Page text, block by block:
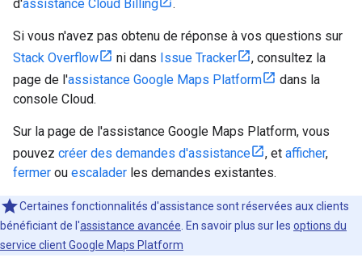
d'assistance Cloud Billing .
Si vous n'avez pas obtenu de réponse à vos questions sur
Stack Overflow
ni dans Issue Tracker
, consultez la
page de l'assistance Google Maps Platform
dans la
console Cloud.
Sur la page de l'assistance Google Maps Platform, vous
pouvez créer des demandes d'assistance , et afficher,
fermer ou escalader les demandes existantes.
Certaines fonctionnalités d'assistance sont réservées aux clients
bénéficiant de l'assistance avancée . En savoir plus sur les options du
service client Google Maps Platform